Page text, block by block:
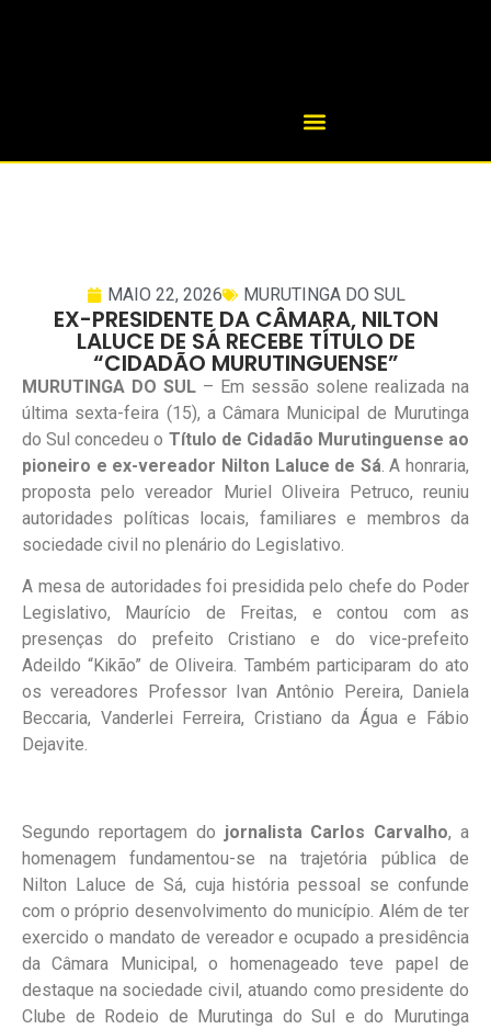
MAIO 22, 2026 MURUTINGA DO SUL
EX-PRESIDENTE DA CÂMARA, NILTON
LALUCE DE SÁ RECEBE TÍTULO DE
“CIDADÃO MURUTINGUENSE”
MURUTINGA DO SUL – Em sessão solene realizada na
última sexta-feira (15), a Câmara Municipal de Murutinga
do Sul concedeu o Título de Cidadão Murutinguense ao
pioneiro e ex-vereador Nilton Laluce de Sá. A honraria,
proposta pelo vereador Muriel Oliveira Petruco, reuniu
autoridades políticas locais, familiares e membros da
sociedade civil no plenário do Legislativo.
A mesa de autoridades foi presidida pelo chefe do Poder
Legislativo, Maurício de Freitas, e contou com as
presenças do prefeito Cristiano e do vice-prefeito
Adeildo “Kikão” de Oliveira. Também participaram do ato
os vereadores Professor Ivan Antônio Pereira, Daniela
Beccaria, Vanderlei Ferreira, Cristiano da Água e Fábio
Dejavite.
Segundo reportagem do jornalista Carlos Carvalho, a
homenagem fundamentou-se na trajetória pública de
Nilton Laluce de Sá, cuja história pessoal se confunde
com o próprio desenvolvimento do município. Além de ter
exercido o mandato de vereador e ocupado a presidência
da Câmara Municipal, o homenageado teve papel de
destaque na sociedade civil, atuando como presidente do
Clube de Rodeio de Murutinga do Sul e do Murutinga